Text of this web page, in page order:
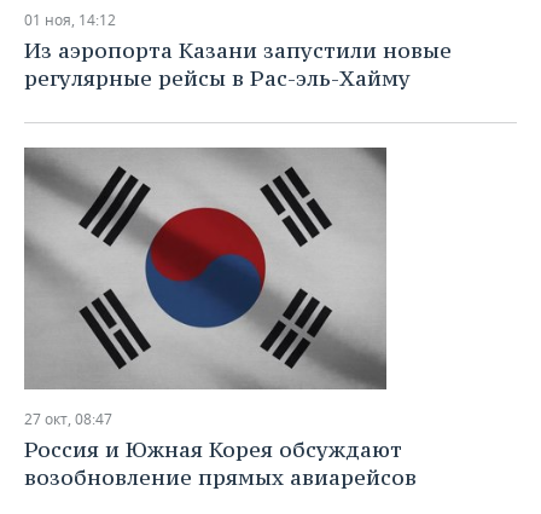
01 ноя, 14:12
Из аэропорта Казани запустили новые
регулярные рейсы в Рас-эль-Хайму
27 окт, 08:47
Россия и Южная Корея обсуждают
возобновление прямых авиарейсов